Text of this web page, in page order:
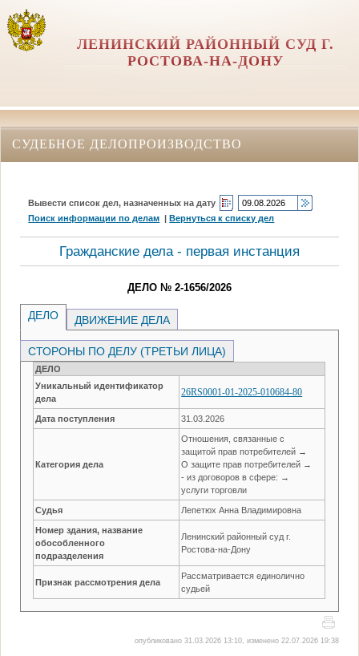
ЛЕНИНСКИЙ РАЙОННЫЙ СУД Г.
РОСТОВА-НА-ДОНУ
СУДЕБНОЕ ДЕЛОПРОИЗВОДСТВО
Вывести список дел, назначенных на дату
Поиск информации по делам |Вернуться к списку дел
Гражданские дела - первая инстанция
ДЕЛО № 2-1656/2026
ДЕЛО ДВИЖЕНИЕ ДЕЛА
СТОРОНЫ ПО ДЕЛУ (ТРЕТЬИ ЛИЦА)
ДЕЛО
Уникальный идентификатор
дела
26RS0001-01-2025-010684-80
Дата поступления 31.03.2026
Категория дела
Отношения, связанные с
защитой прав потребителей →
О защите прав потребителей →
- из договоров в сфере: →
услуги торговли
Судья Лепетюх Анна Владимировна
Номер здания, название
обособленного
подразделения
Ленинский районный суд г.
Ростова-на-Дону
Признак рассмотрения дела
Рассматривается единолично
судьей
опубликовано 31.03.2026 13:10, изменено 22.07.2026 19:38